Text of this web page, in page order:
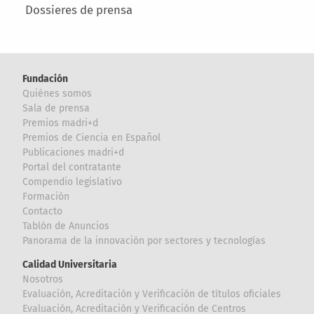
Dossieres de prensa
Fundación
Quiénes somos
Sala de prensa
Premios madri+d
Premios de Ciencia en Español
Publicaciones madri+d
Portal del contratante
Compendio legislativo
Formación
Contacto
Tablón de Anuncios
Panorama de la innovación por sectores y tecnologías
Calidad Universitaria
Nosotros
Evaluación, Acreditación y Verificación de títulos oficiales
Evaluación, Acreditación y Verificación de Centros